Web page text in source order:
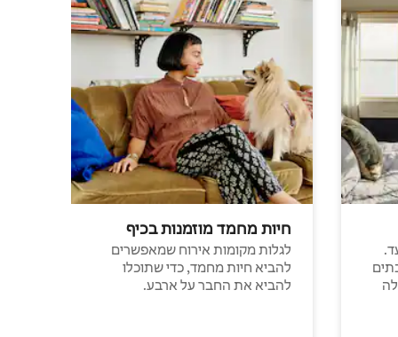
חיות מחמד מוזמנות בכיף
לגלות מקומות אירוח שמאפשרים
להביא חיות מחמד, כדי שתוכלו
להביא את החבר על ארבע.